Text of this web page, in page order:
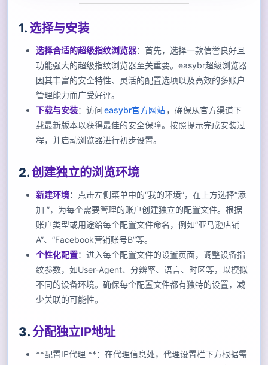
1. 选择与安装
选择合适的超级指纹浏览器：首先，选择一款信誉良好且
功能强大的超级指纹浏览器至关重要。easybr超级浏览器
因其丰富的安全特性、灵活的配置选项以及高效的多账户
管理能力而广受好评。
下载与安装：访问easybr官方网站 ，确保从官方渠道下
载最新版本以获得最佳的安全保障。按照提示完成安装过
程，并启动浏览器进行初步设置。
2.创建独立的浏览环境
新建环境：点击左侧菜单中的“我的环境”，在上方选择“添
加 ”，为每个需要管理的账户创建独立的配置文件。根据
账户类型或用途给每个配置文件命名，例如“亚马逊店铺
A”、“Facebook营销账号B”等。
个性化配置：进入每个配置文件的设置页面，调整设备指
纹参数，如User-Agent、分辨率、语言、时区等，以模拟
不同的设备环境。确保每个配置文件都有独特的设置，减
少关联的可能性。
3.分配独立IP地址
**配置IP代理 **：在代理信息处，代理设置栏下方根据需